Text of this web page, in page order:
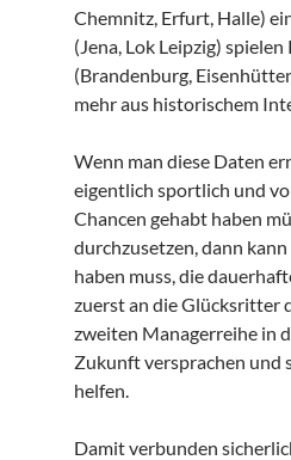
Chemnitz, Erfurt, Halle)
(Jena, Lok Leipzig)
(Brandenburg,
mehr aus historischem
Wenn man diese Daten
eigentlich sportlich und
Chancen gehabt haben
durchzusetzen, dann
haben muss, die
zuerst an die Glücksritter
zweiten Managerreihe in
Zukunft versprachen und
helfen.
Damit verbunden